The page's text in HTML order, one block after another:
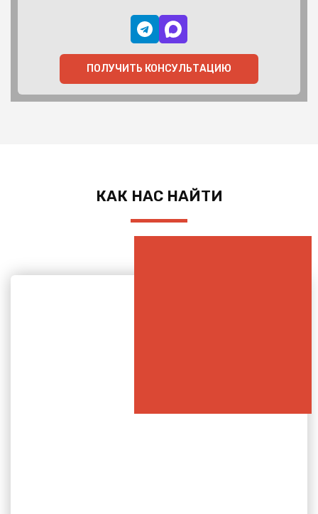
ПОЛУЧИТЬ КОНСУЛЬТАЦИЮ
КАК НАС НАЙТИ